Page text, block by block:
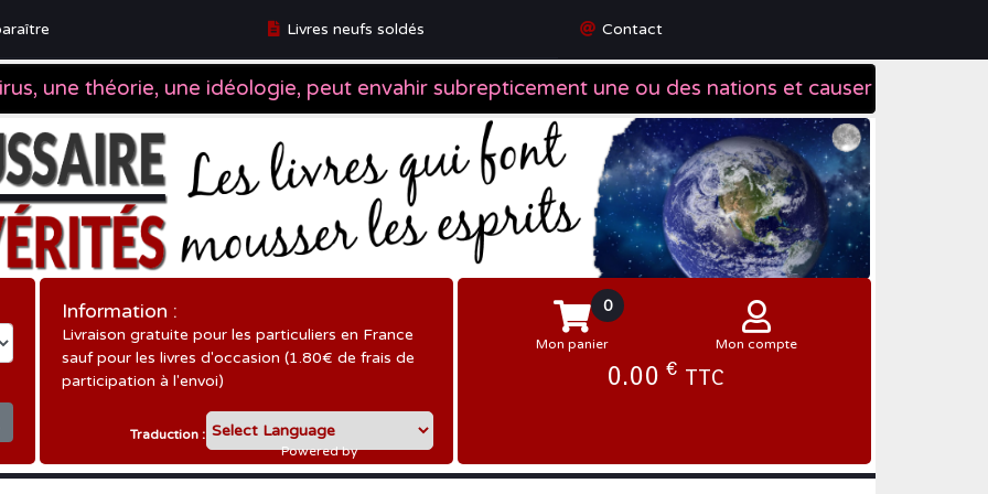
Livres neufs soldés Contact
Information :
Livraison gratuite pour les particuliers en France
sauf pour les livres d'occasion (1.80€ de frais de
participation à l'envoi)
Traduction :
Powered by
Translate
Mon compte
0
Mon panier
0.00 € TTC